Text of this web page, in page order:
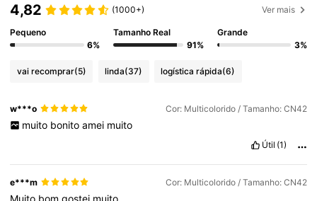
4,87 8.6K Seguidores
4,87
8.6K Seguidores
4,82 (1000+) Ver mais
Pequeno
6%
Tamanho Real
91%
Grande
3%
vai recomprar(5) linda(37) logística rápida(6)
w***o Cor: Multicolorido / Tamanho: CN42
muito bonito amei muito
Útil (1)
e***m Cor: Multicolorido / Tamanho: CN42
Muito bomgostei muito